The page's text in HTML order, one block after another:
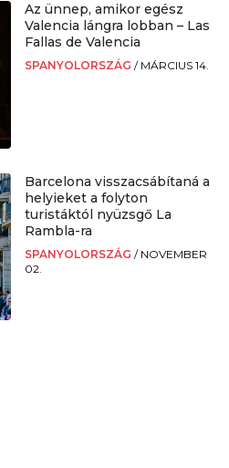
Az ünnep, amikor egész
Valencia lángra lobban – Las
Fallas de Valencia
SPANYOLORSZÁG / MÁRCIUS 14.
Barcelona visszacsábítaná a
helyieket a folyton
turistáktól nyüzsgő La
Rambla-ra
SPANYOLORSZÁG / NOVEMBER
02.